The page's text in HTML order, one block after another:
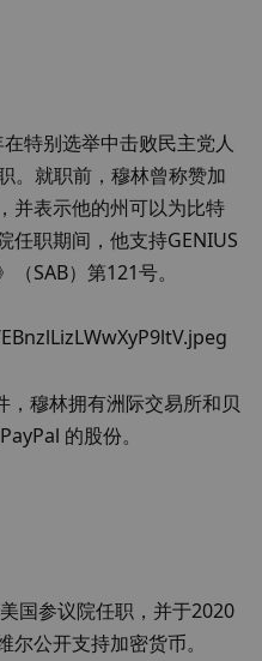
特别选举中击败民主党人
。就职前，穆林曾称赞加
并表示他的州可以为比特
任职期间，他支持GENIUS
SAB）第121号。
，穆林拥有洲际交易所和贝
的股份。
国参议院任职，并于2020
公开支持加密货币。